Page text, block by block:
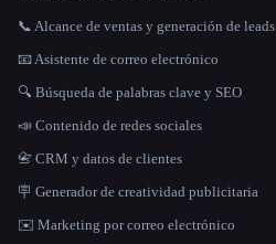
📞 Alcance de ventas y generación de leads
📧 Asistente de correo electrónico
🔍 Búsqueda de palabras clave y SEO
📣 Contenido de redes sociales
📇 CRM y datos de clientes
🪧 Generador de creatividad publicitaria
✉️ Marketing por correo electrónico